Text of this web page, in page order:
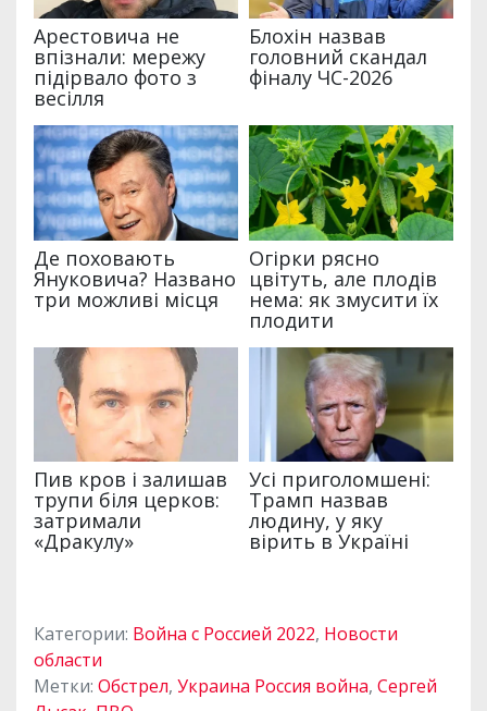
Категории: Война с Россией 2022, Новости
области
Метки: Обстрел, Украина Россия война, Сергей